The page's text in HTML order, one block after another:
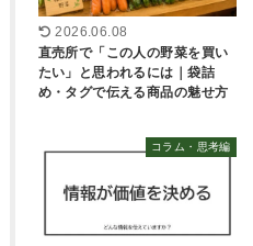
2026.06.08
直売所で「この人の野菜を買い
たい」と思われるには｜袋詰
め・タグで伝える商品の魅せ方
コラム・思考編